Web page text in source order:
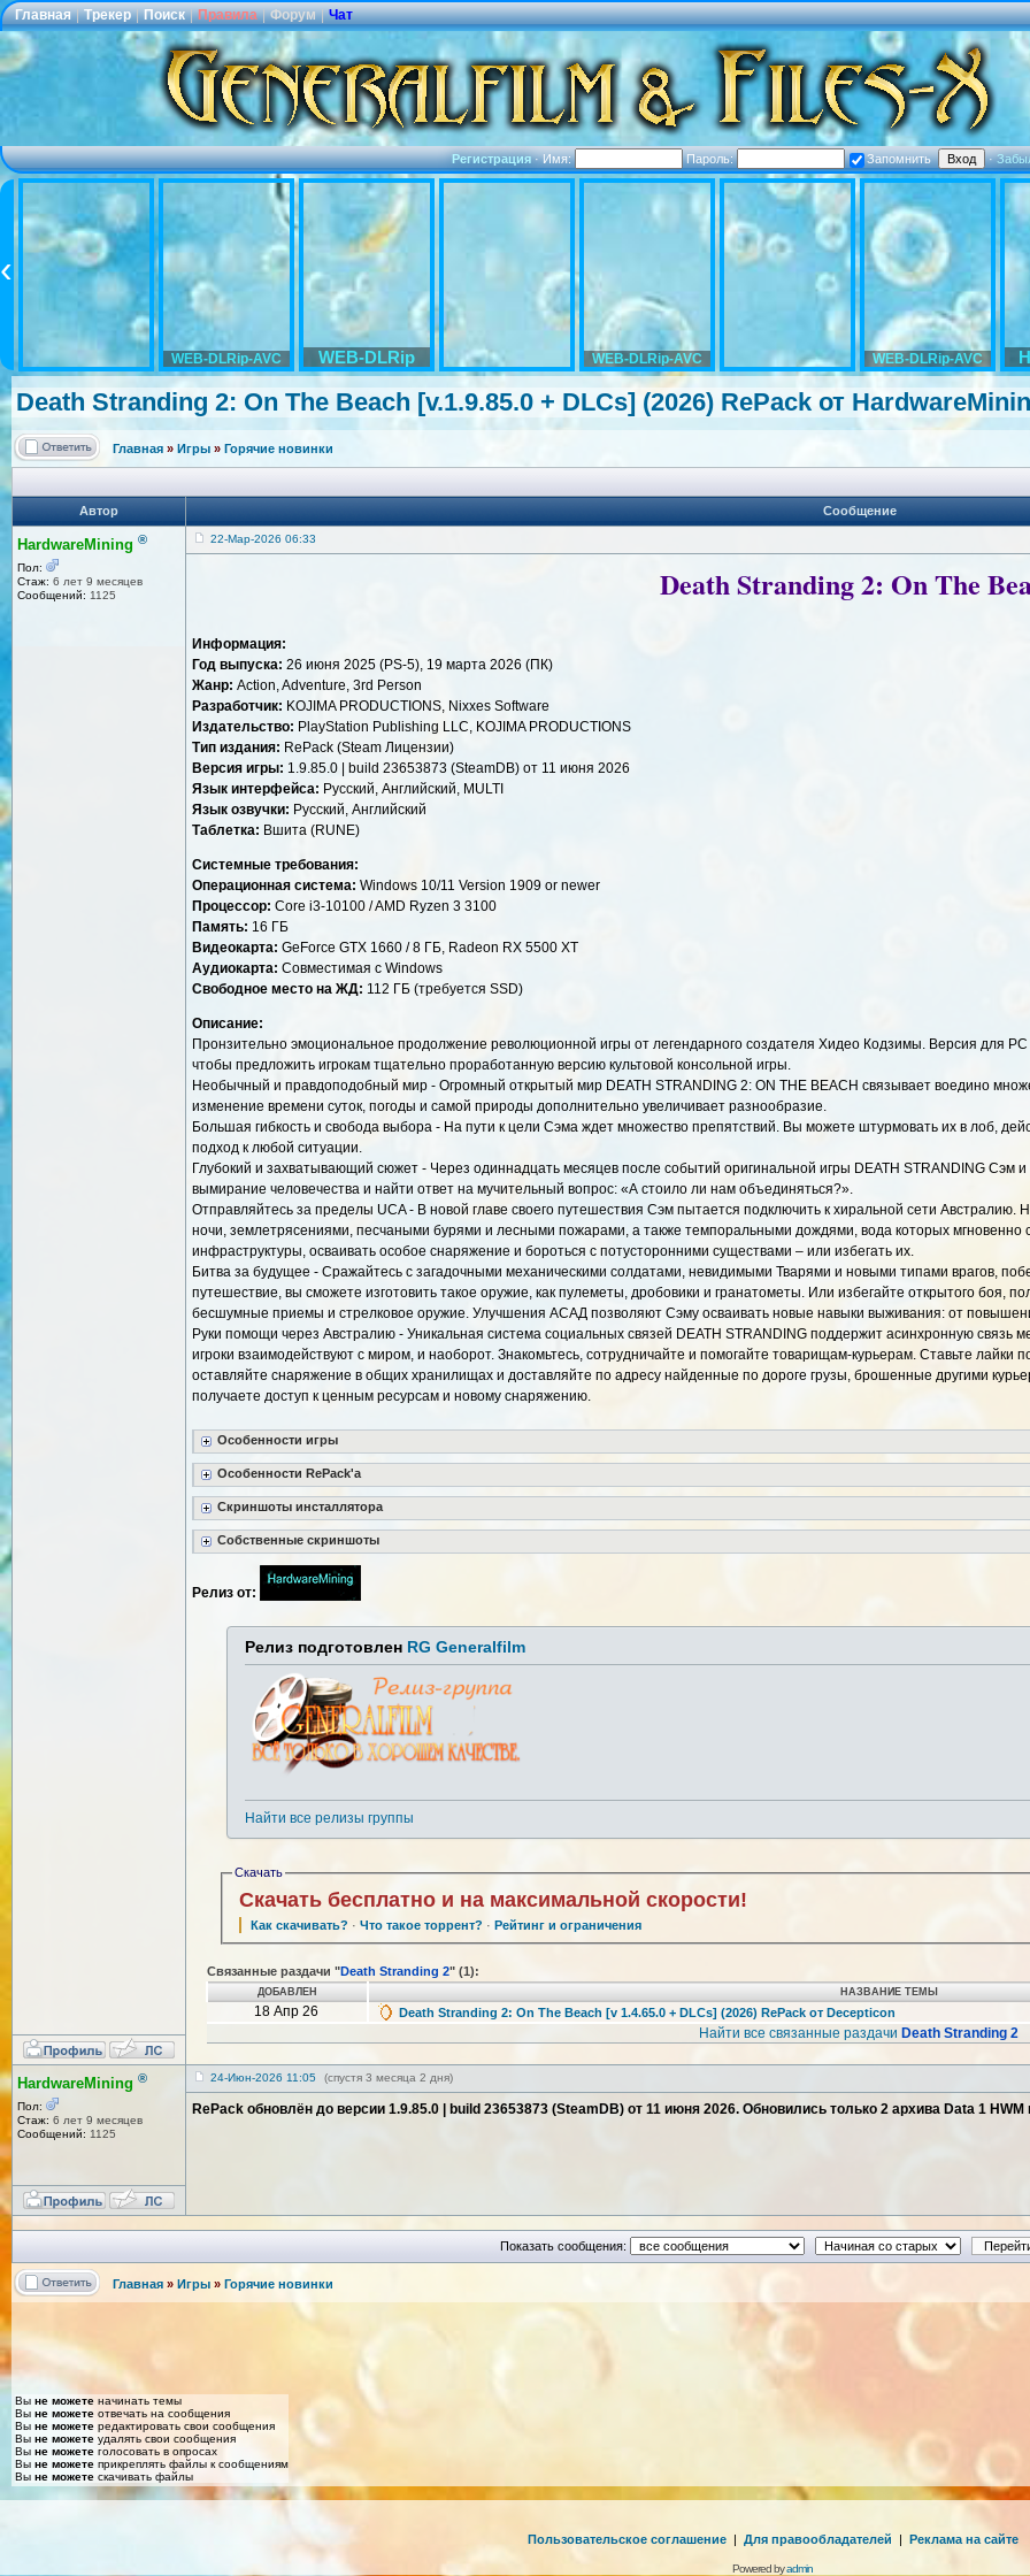
Главная | Трекер | Поиск | Правила | Форум | Чат
Регистрация·Имя: Пароль: Запомнить ·
WEB-DLRip-AVC WEB-DLRip WEB-DLRip-AVC WEB-DLRip-AVC
Death Stranding 2: On The Beach [v.1.9.85.0 + DLCs] (2026) RePack от HardwareMini
Главная » Игры » Горячие новинки
Автор Сообщение
HardwareMining ®
Пол:
Стаж: 6 лет 9 месяцев
Сообщений: 1125
22-Мар-2026 06:33
Death Stranding 2: On The
Информация:
Год выпуска: 26 июня 2025 (PS-5), 19 марта 2026 (ПК)
Жанр: Action, Adventure, 3rd Person
Разработчик: KOJIMA PRODUCTIONS, Nixxes Software
Издательство: PlayStation Publishing LLC, KOJIMA PRODUCTIONS
Тип издания: RePack (Steam Лицензии)
Версия игры: 1.9.85.0 | build 23653873 (SteamDB) от 11 июня 2026
Язык интерфейса: Русский, Английский, MULTI
Язык озвучки: Русский, Aнглийский
Таблетка: Вшита (RUNE)
Системные требования:
Операционная система: Windows 10/11 Version 1909 or newer
Процессор: Core i3-10100 / AMD Ryzen 3 3100
Память: 16 ГБ
Видеокарта: GeForce GTX 1660 / 8 ГБ, Radeon RX 5500 XT
Аудиокарта: Совместимая с Windows
Свободное место на ЖД: 112 ГБ (требуется SSD)
Описание:
Пронзительно эмоциональное продолжение революционной игры от легендарного создателя Хидео Кодзимы. Версия для
чтобы предложить игрокам тщательно проработанную версию культовой консольной игры.
Необычный и правдоподобный мир - Огромный открытый мир DEATH STRANDING 2: ON THE BEACH связывает воедино
изменение времени суток, погоды и самой природы дополнительно увеличивает разнообразие.
Большая гибкость и свобода выбора - На пути к цели Сэма ждет множество препятствий. Вы можете штурмовать их в лоб,
подход к любой ситуации.
Глубокий и захватывающий сюжет - Через одиннадцать месяцев после событий оригинальной игры DEATH STRANDING Сэм
вымирание человечества и найти ответ на мучительный вопрос: «А стоило ли нам объединяться?».
Отправляйтесь за пределы UCA - В новой главе своего путешествия Сэм пытается подключить к хиральной сети
ночи, землетрясениями, песчаными бурями и лесными пожарами, а также темпоральными дождями, вода которых мгновенно
инфраструктуры, осваивать особое снаряжение и бороться с потусторонними существами – или избегать их.
Битва за будущее - Сражайтесь с загадочными механическими солдатами, невидимыми Тварями и новыми типами врагов,
путешествие, вы сможете изготовить такое оружие, как пулеметы, дробовики и гранатометы. Или избегайте открытого боя,
бесшумные приемы и стрелковое оружие. Улучшения АСАД позволяют Сэму осваивать новые навыки выживания: от
Руки помощи через Австралию - Уникальная система социальных связей DEATH STRANDING поддержит асинхронную связь
игроки взаимодействуют с миром, и наоборот. Знакомьтесь, сотрудничайте и помогайте товарищам-курьерам. Ставьте
оставляйте снаряжение в общих хранилищах и доставляйте по адресу найденные по дороге грузы, брошенные другими
получаете доступ к ценным ресурсам и новому снаряжению.
Особенности игры
Особенности RePack'a
Скриншоты инсталлятора
Собственные скриншоты
Релиз от:
Релиз подготовлен RG Generalfilm
Найти все релизы группы
Скачать
Скачать бесплатно и на максимальной скорости!
Как скачивать? ·Что такое торрент? · Рейтинг и ограничения
Связанные раздачи "Death Stranding 2" (1):
ДОБАВЛЕН НАЗВАНИЕ ТЕМЫ
18 Апр 26 Death Stranding 2: On The Beach [v 1.4.65.0 + DLCs] (2026) RePack от Decepticon
Найти все связанные раздачи Death Stranding 2
HardwareMining ®
Пол:
Стаж: 6 лет 9 месяцев
Сообщений: 1125
24-Июн-2026 11:05 (спустя 3 месяца 2 дня)
RePack обновлён до версии 1.9.85.0 | build 23653873 (SteamDB) от 11 июня 2026. Обновились только 2 архива Data 1 HWM
Показать сообщения:
Главная » Игры » Горячие новинки
Вы не можете начинать темы
Вы не можете отвечать на сообщения
Вы не можете редактировать свои сообщения
Вы не можете удалять свои сообщения
Вы не можете голосовать в опросах
Вы не можете прикреплять файлы к сообщениям
Вы не можете скачивать файлы
Пользовательское соглашение | Для правообладателей | Реклама на сайте
Powered byadmin